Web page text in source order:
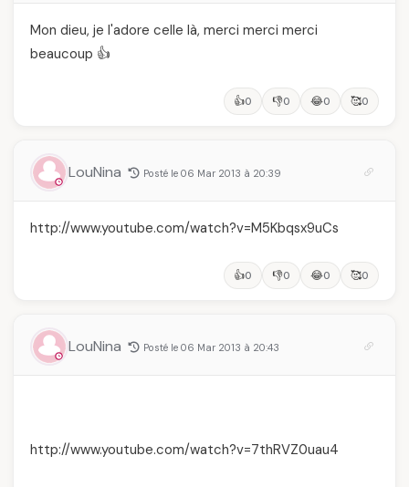
Mon dieu, je l'adore celle là, merci merci merci
beaucoup 👍
👍0 👎0 😂0 🥰0
LouNina Posté le 06 Mar 2013 à 20:39
http://www.youtube.com/watch?v=M5Kbqsx9uCs
👍0 👎0 😂0 🥰0
LouNina Posté le 06 Mar 2013 à 20:43
http://www.youtube.com/watch?v=7thRVZ0uau4